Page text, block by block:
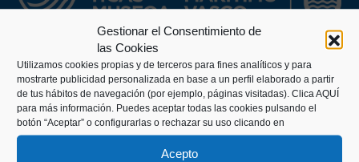
Gestionar el Consentimiento de
las Cookies
Utilizamos cookies propias y de terceros para fines analíticos y para
mostrarte publicidad personalizada en base a un perfil elaborado a partir
de tus hábitos de navegación (por ejemplo, páginas visitadas). Clica AQUÍ
para más información. Puedes aceptar todas las cookies pulsando el
botón “Aceptar” o configurarlas o rechazar su uso clicando en
Acepto
Kaiko pasealekua, 24
20003 Donostia (Gipuzkoa)